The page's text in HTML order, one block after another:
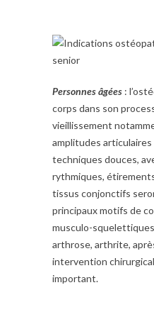
Personnesâgées :
corps dans son
vieillissement
amplitudes
techniques douces,
rythmiques,
tissus conjonctifs
principaux motifs de
musculo-
arthrose, arthrite,
intervention
important.